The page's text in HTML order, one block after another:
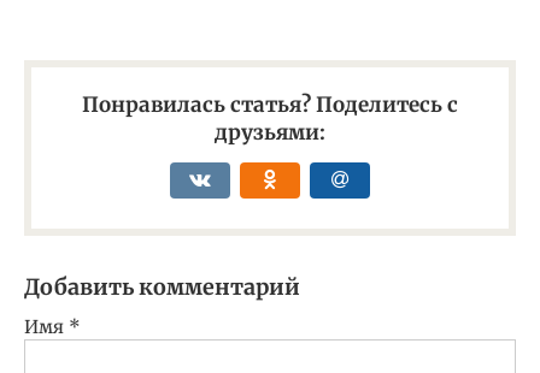
Понравилась статья? Поделитесь с
друзьями:
Добавить комментарий
Имя *